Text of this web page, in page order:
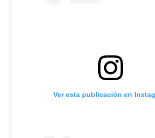
Ver esta publicación en